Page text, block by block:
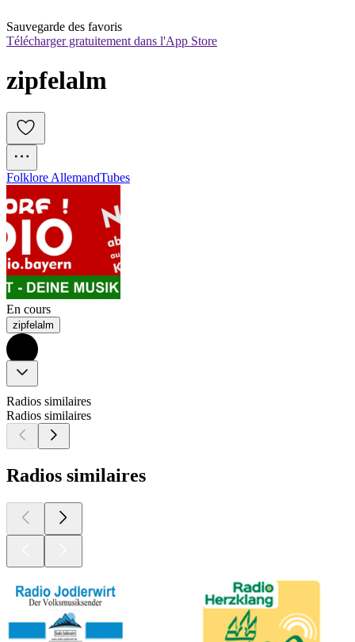
Sauvegarde des favoris
Télécharger gratuitement dans l'App Store
zipfelalm
Folklore AllemandTubes
En cours
zipfelalm
Radios similaires
Radios similaires
Radios similaires